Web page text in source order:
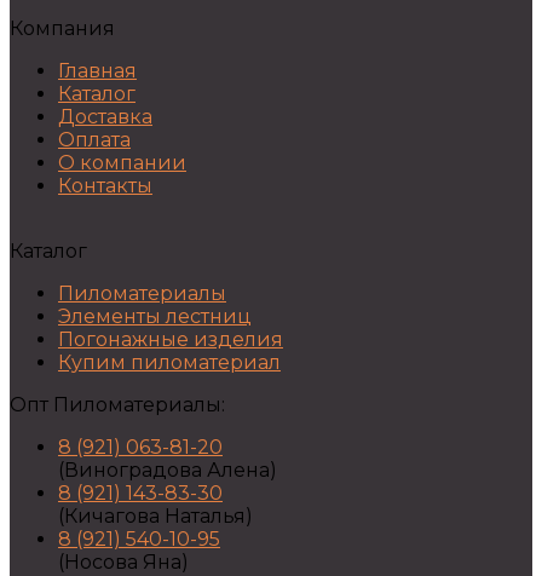
Компания
Главная
Каталог
Доставка
Оплата
О компании
Контакты
Каталог
Пиломатериалы
Элементы лестниц
Погонажные изделия
Купим пиломатериал
Опт Пиломатериалы:
8 (921) 063-81-20
(Виноградова Алена)
8 (921) 143-83-30
(Кичагова Наталья)
8 (921) 540-10-95
(Носова Яна)